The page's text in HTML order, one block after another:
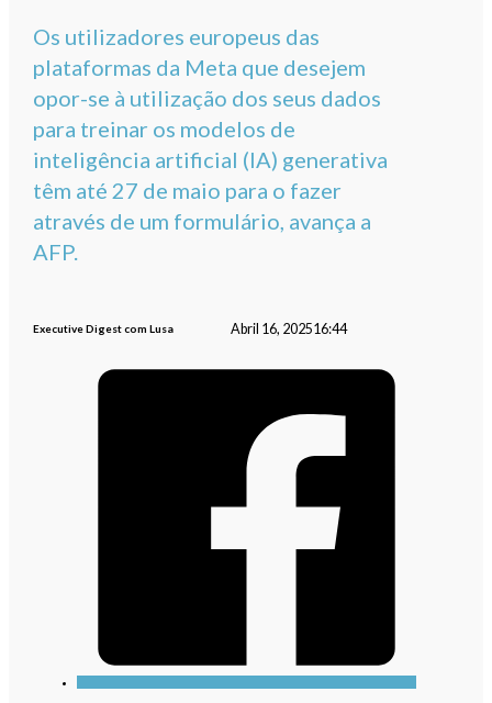
Os utilizadores europeus das
plataformas da Meta que desejem
opor-se à utilização dos seus dados
para treinar os modelos de
inteligência artificial (IA) generativa
têm até 27 de maio para o fazer
através de um formulário, avança a
AFP.
Executive Digest com Lusa Abril 16, 202516:44